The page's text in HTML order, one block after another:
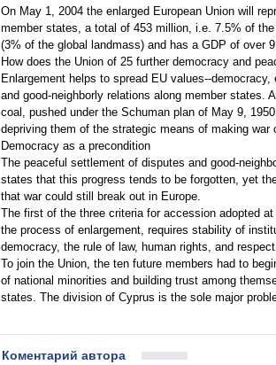
On May 1, 2004 the enlarged European Union will
member states, a total of 453 million, i.e. 7.5% of
(3% of the global landmass) and has a GDP of over
How does the Union of 25 further democracy and
Enlargement helps to spread EU values--
and good-neighborly relations along member states.
coal, pushed under the Schuman plan of May 9,
depriving them of the strategic means of making war
Democracy as a precondition
The peaceful settlement of disputes and good-
states that this progress tends to be forgotten, yet
that war could still break out in Europe.
The first of the three criteria for accession adopted
the process of enlargement, requires stability of
democracy, the rule of law, human rights, and
To join the Union, the ten future members had to
of national minorities and building trust among
states. The division of Cyprus is the sole major
Коментарий автора